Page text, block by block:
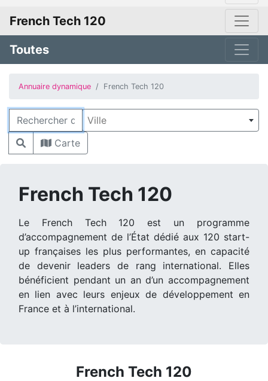
French Tech 120
Toutes
Annuaire dynamique French Tech 120
Rechercher
Ville
Carte
French Tech 120
Le French Tech 120 est un programme
d’accompagnement de l’État dédié aux 120 start-
up françaises les plus performantes, en capacité
de devenir leaders de rang international. Elles
bénéficient pendant un an d’un accompagnement
en lien avec leurs enjeux de développement en
France et à l’international.
French Tech 120